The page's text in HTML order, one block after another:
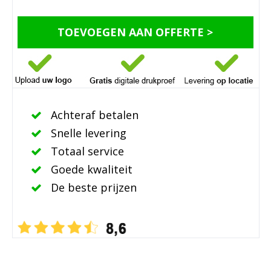
TOEVOEGEN AAN OFFERTE >
Achteraf betalen
Snelle levering
Totaal service
Goede kwaliteit
De beste prijzen